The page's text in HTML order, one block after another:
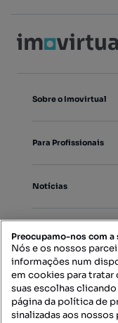
Sobre o Imovirtual
Para Profissionais
Notícias
Mapa do Site
Contacte-nos
Preocupamo-nos com a
Nós e os nossos
informações num
em cookies para tratar
suas escolhas
página da política de
sinalizadas aos